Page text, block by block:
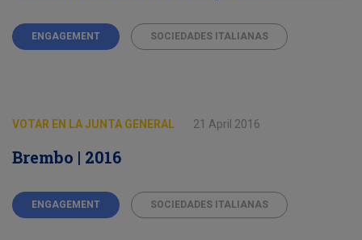
ENGAGEMENT SOCIEDADES ITALIANAS
VOTAR EN LA JUNTA GENERAL 21 April 2016
Brembo | 2016
ENGAGEMENT SOCIEDADES ITALIANAS